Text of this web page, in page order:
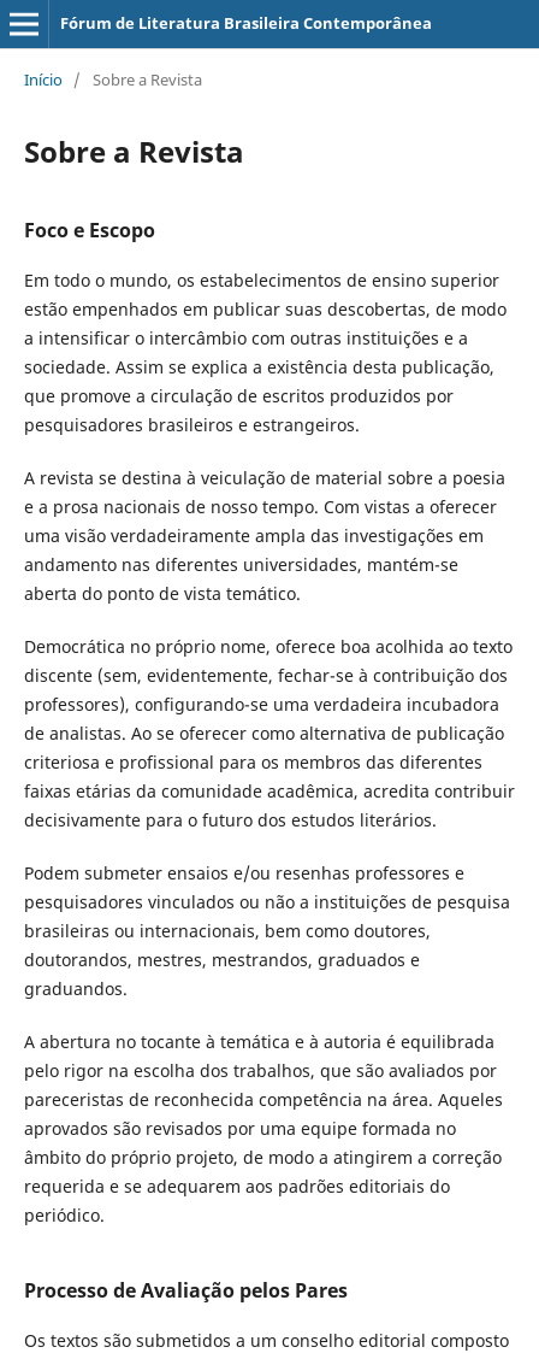
Fórum de Literatura Brasileira Contemporânea
Início / Sobre a Revista
Sobre a Revista
Foco e Escopo
Em todo o mundo, os estabelecimentos de ensino superior
estão empenhados em publicar suas descobertas, de modo
a intensificar o intercâmbio com outras instituições e a
sociedade. Assim se explica a existência desta publicação,
que promove a circulação de escritos produzidos por
pesquisadores brasileiros e estrangeiros.
A revista se destina à veiculação de material sobre a poesia
e a prosa nacionais de nosso tempo. Com vistas a oferecer
uma visão verdadeiramente ampla das investigações em
andamento nas diferentes universidades, mantém-se
aberta do ponto de vista temático.
Democrática no próprio nome, oferece boa acolhida ao texto
discente (sem, evidentemente, fechar-se à contribuição dos
professores), configurando-se uma verdadeira incubadora
de analistas. Ao se oferecer como alternativa de publicação
criteriosa e profissional para os membros das diferentes
faixas etárias da comunidade acadêmica, acredita contribuir
decisivamente para o futuro dos estudos literários.
Podem submeter ensaios e/ou resenhas professores e
pesquisadores vinculados ou não a instituições de pesquisa
brasileiras ou internacionais, bem como doutores,
doutorandos, mestres, mestrandos, graduados e
graduandos.
A abertura no tocante à temática e à autoria é equilibrada
pelo rigor na escolha dos trabalhos, que são avaliados por
pareceristas de reconhecida competência na área. Aqueles
aprovados são revisados por uma equipe formada no
âmbito do próprio projeto, de modo a atingirem a correção
requerida e se adequarem aos padrões editoriais do
periódico.
Processo de Avaliação pelos Pares
Os textos são submetidos a um conselho editorial composto